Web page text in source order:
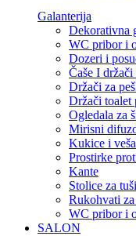
Galanterija
Dekorativna
WC pribor i
Dozeri i
Čaše I držači
Držači za
Držači toalet
Ogledala za
Mirisni
Kukice i
Prostirke
Kante
Stolice za
Rukohvati
WC pribor i
SALON